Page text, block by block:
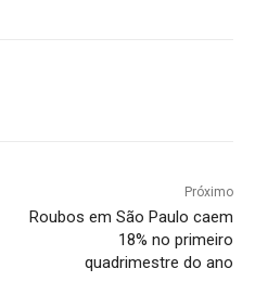
Próximo
Roubos em São Paulo caem
18% no primeiro
quadrimestre do ano